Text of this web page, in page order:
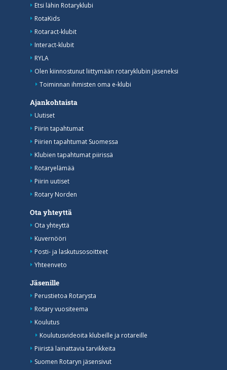
Etsi lähin Rotaryklubi
RotaKids
Rotaract-klubit
Interact-klubit
RYLA
Olen kiinnostunut liittymään rotaryklubin jäseneksi
Toiminnan ihmisten oma e-klubi
Ajankohtaista
Uutiset
Piirin tapahtumat
Piirien tapahtumat Suomessa
Klubien tapahtumat piirissä
Rotaryelämää
Piirin uutiset
Rotary Norden
Ota yhteyttä
Ota yhteyttä
Kuvernööri
Posti- ja laskutusosoitteet
Yhteenveto
Jäsenille
Perustietoa Rotarysta
Rotary vuositeema
Koulutus
Koulutusvideoita klubeille ja rotareille
Piiristä lainattavia tarvikkeita
Suomen Rotaryn jäsensivut